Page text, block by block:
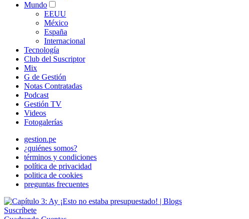
Mundo
EEUU
México
España
Internacional
Tecnología
Club del Suscriptor
Mix
G de Gestión
Notas Contratadas
Podcast
Gestión TV
Videos
Fotogalerías
gestion.pe
¿quiénes somos?
términos y condiciones
política de privacidad
politica de cookies
preguntas frecuentes
Suscríbete